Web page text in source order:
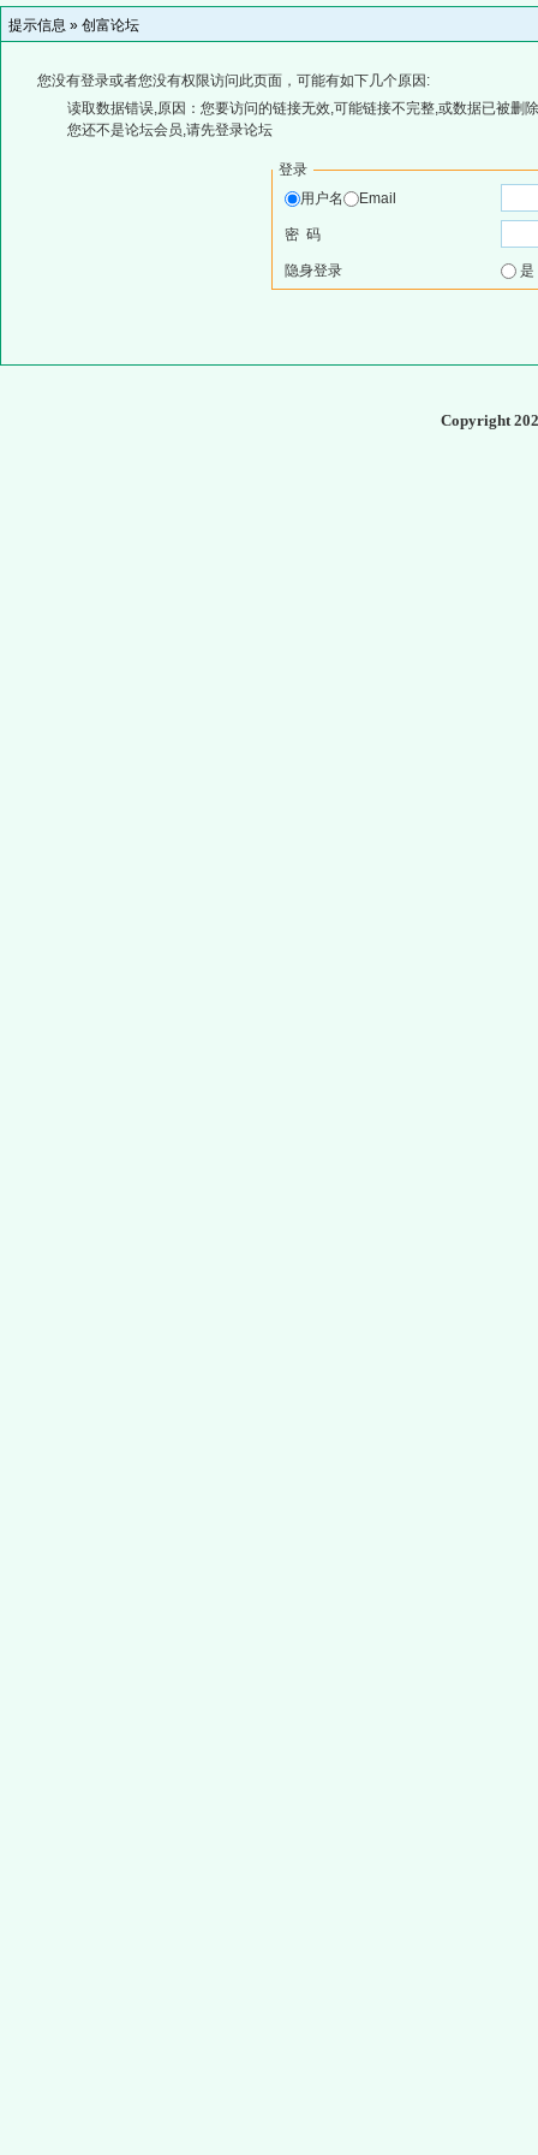
提示信息 » 创富论坛
您没有登录或者您没有权限访问此页面，可能有如下几个原因:
读取数据错误,原因：您要访问的链接无效,可能链接不完整,或数据已被删
您还不是论坛会员,请先登录论坛
登录
用户名
Email
密 码
隐身登录
Copyright